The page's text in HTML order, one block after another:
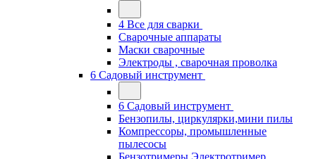
4 Все для сварки
Сварочные аппараты
Маски сварочные
Электроды , сварочная проволка
6 Садовый инструмент
6 Садовый инструмент
Бензопилы, циркулярки,мини пилы
Компрессоры, промышленные
пылесосы
Бензотримеры,Электротример,